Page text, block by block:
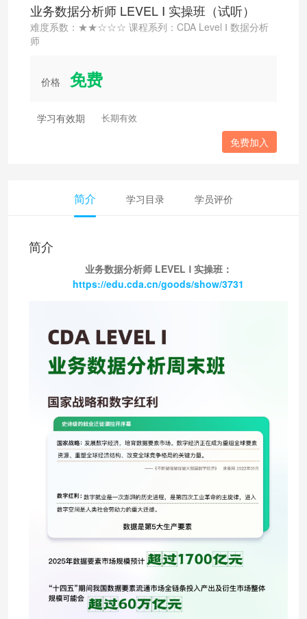
业务数据分析师 LEVEL Ⅰ 实操班（试听）
难度系数：★★☆☆☆ 课程系列：CDA Level Ⅰ 数据分析
师
价格 免费
学习有效期 长期有效
免费加入
简介 学习目录 学员评价
简介
业务数据分析师 LEVEL Ⅰ 实操班：
https://edu.cda.cn/goods/show/3731